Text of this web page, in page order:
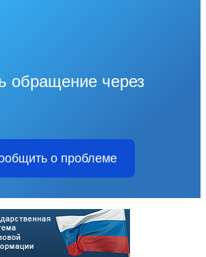
обращение через
о проблеме